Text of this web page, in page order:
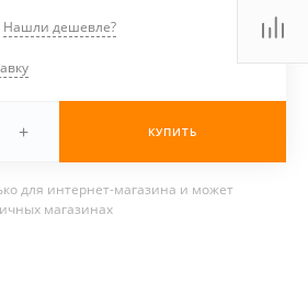
Нашли дешевле?
+ КУПИТЬ
для интернет-магазина и может
магазинах